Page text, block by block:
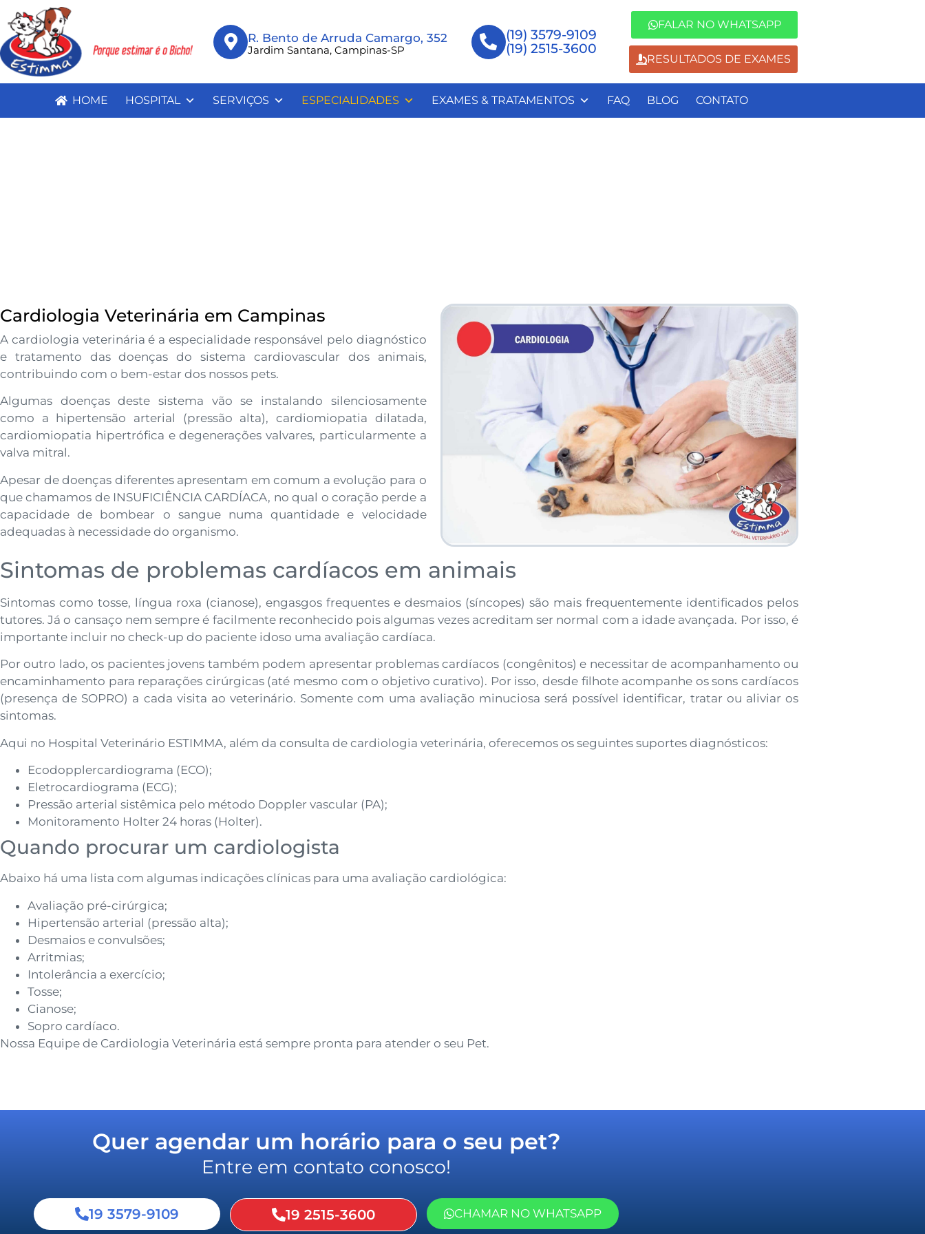
R. Bento de Arruda Camargo, 352
Jardim Santana, Campinas-SP
(19) 3579-9109
(19) 2515-3600
FALAR NO WHATSAPP
RESULTADOS DE EXAMES
HOME HOSPITAL SERVIÇOS ESPECIALIDADES EXAMES & TRATAMENTOS FAQ BLOG CONTATO
Cardiologia Veterinária em Campinas
A cardiologia veterinária é a especialidade responsável pelo diagnóstico
e tratamento das doenças do sistema cardiovascular dos animais,
contribuindo com o bem-estar dos nossos pets.
Algumas doenças deste sistema vão se instalando silenciosamente
como a hipertensão arterial (pressão alta), cardiomiopatia dilatada,
cardiomiopatia hipertrófica e degenerações valvares, particularmente a
valva mitral.
Apesar de doenças diferentes apresentam em comum a evolução para o
que chamamos de INSUFICIÊNCIA CARDÍACA, no qual o coração perde a
capacidade de bombear o sangue numa quantidade e velocidade
adequadas à necessidade do organismo.
Sintomas de problemas cardíacos em animais
Sintomas como tosse, língua roxa (cianose), engasgos frequentes e desmaios (síncopes) são mais frequentemente identificados pelos
tutores. Já o cansaço nem sempre é facilmente reconhecido pois algumas vezes acreditam ser normal com a idade avançada. Por isso, é
importante incluir no check-up do paciente idoso uma avaliação cardíaca.
Por outro lado, os pacientes jovens também podem apresentar problemas cardíacos (congênitos) e necessitar de acompanhamento ou
encaminhamento para reparações cirúrgicas (até mesmo com o objetivo curativo). Por isso, desde filhote acompanhe os sons cardíacos
(presença de SOPRO) a cada visita ao veterinário. Somente com uma avaliação minuciosa será possível identificar, tratar ou aliviar os
sintomas.
Aqui no Hospital Veterinário ESTIMMA, além da consulta de cardiologia veterinária, oferecemos os seguintes suportes diagnósticos:
Ecodopplercardiograma (ECO);
Eletrocardiograma (ECG);
Pressão arterial sistêmica pelo método Doppler vascular (PA);
Monitoramento Holter 24 horas (Holter).
Quando procurar um cardiologista
Abaixo há uma lista com algumas indicações clínicas para uma avaliação cardiológica:
Avaliação pré-cirúrgica;
Hipertensão arterial (pressão alta);
Desmaios e convulsões;
Arritmias;
Intolerância a exercício;
Tosse;
Cianose;
Sopro cardíaco.
Nossa Equipe de Cardiologia Veterinária está sempre pronta para atender o seu Pet.
Quer agendar um horário para o seu pet?
Entre em contato conosco!
19 3579-9109 19 2515-3600 CHAMAR NO WHATSAPP